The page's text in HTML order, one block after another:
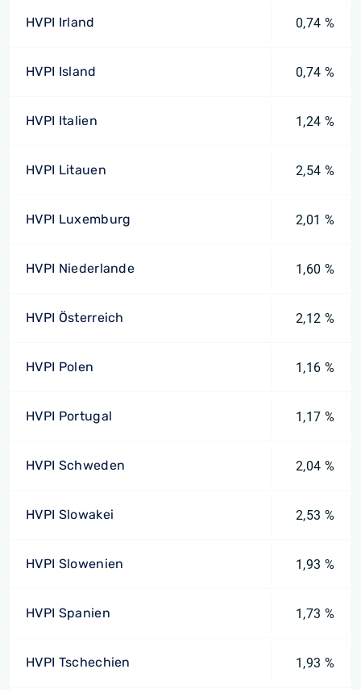
HVPI Irland 0,74 %
HVPI Island 0,74 %
HVPI Italien 1,24 %
HVPI Litauen 2,54 %
HVPI Luxemburg 2,01 %
HVPI Niederlande 1,60 %
HVPI Österreich 2,12 %
HVPI Polen 1,16 %
HVPI Portugal 1,17 %
HVPI Schweden 2,04 %
HVPI Slowakei 2,53 %
HVPI Slowenien 1,93 %
HVPI Spanien 1,73 %
HVPI Tschechien 1,93 %